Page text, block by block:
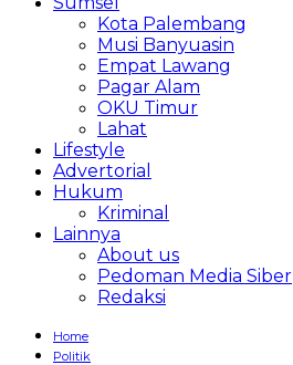
Kota Palembang
Musi Banyuasin
Empat Lawang
Pagar Alam
OKU Timur
Lahat
Lifestyle
Advertorial
Hukum
Kriminal
Lainnya
About us
Pedoman Media Siber
Redaksi
Home
Politik